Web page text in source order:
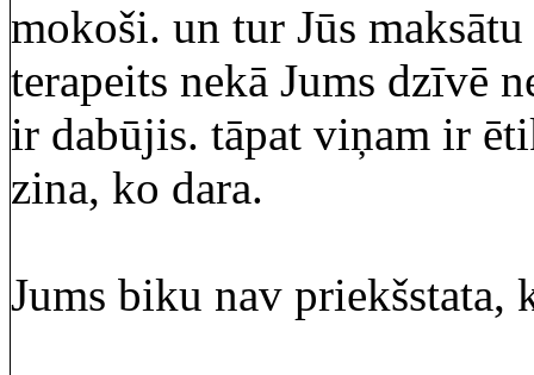
mokoši. un tur Jūs
terapeits nekā Jums dzīvē
ir dabūjis. tāpat viņam ir
zina, ko dara.
Jums biku nav priekšstata,